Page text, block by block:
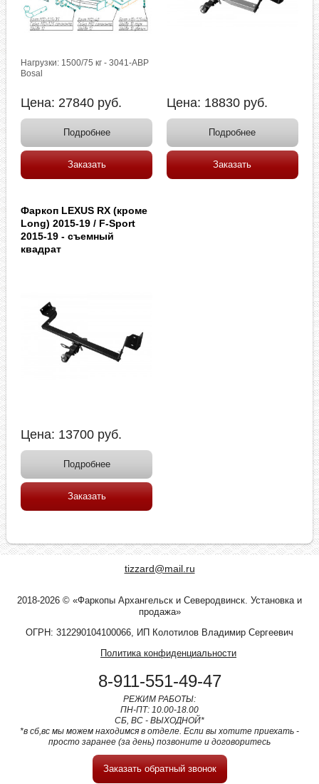
Нагрузки: 1500/75 кг - 3041-ABP
Bosal
Цена: 27840 руб.
Подробнее
Заказать
Цена: 18830 руб.
Подробнее
Заказать
Фаркоп LEXUS RX (кроме
Long) 2015-19 / F-Sport
2015-19 - съемный
квадрат
Цена: 13700 руб.
Подробнее
Заказать
tizzard@mail.ru
2018-2026 © «Фаркопы Архангельск и Северодвинск. Установка и
продажа»
ОГРН: 312290104100066, ИП Колотилов Владимир Сергеевич
Политика конфиденциальности
8-911-551-49-47
РЕЖИМ РАБОТЫ:
ПН-ПТ: 10.00-18.00
СБ, ВС - ВЫХОДНОЙ*
*в сб,вс мы можем находимся в отделе. Если вы хотите приехать -
просто заранее (за день) позвоните и договоритесь
Заказать обратный звонок